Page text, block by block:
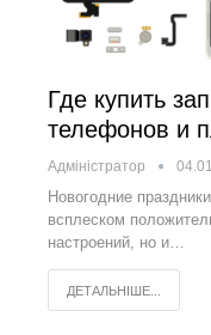
Где купить
телефонов и
Адміністратор
Новогодние
всплеском
настроений, но и…
ДЕТАЛЬНІШЕ...